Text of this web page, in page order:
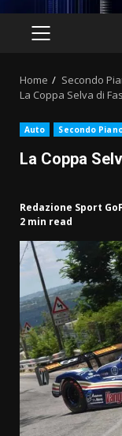
PRIMARY
Home
Secondo
La Coppa Selva di
Auto Secondo
La Coppa
Redazione Sport
2 min read